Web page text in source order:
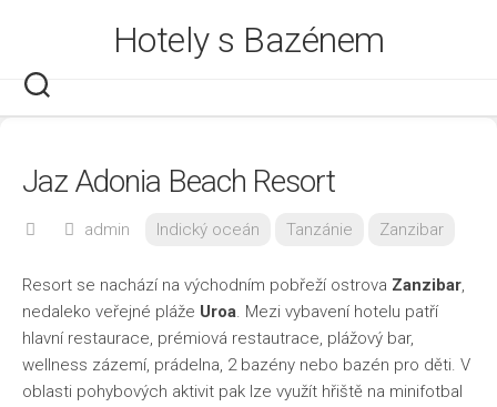
Hotely s Bazénem
Jaz Adonia Beach Resort
admin Indický oceán Tanzánie Zanzibar
Resort se nachází na východním pobřeží ostrova Zanzibar,
nedaleko veřejné pláže Uroa. Mezi vybavení hotelu patří
hlavní restaurace, prémiová restautrace, plážový bar,
wellness zázemí, prádelna, 2 bazény nebo bazén pro děti. V
oblasti pohybových aktivit pak lze využít hřiště na minifotbal